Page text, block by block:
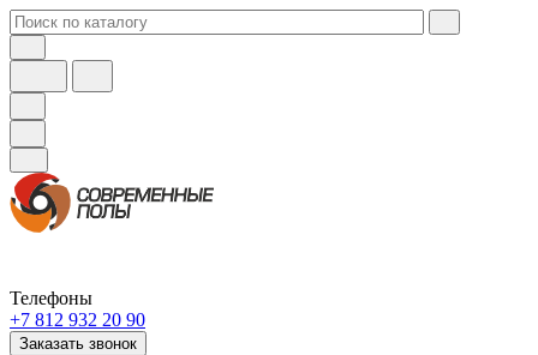
Телефоны
+7 812 932 20 90
Заказать звонок